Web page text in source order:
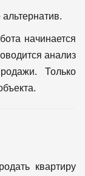
начинается
анализ
Только
квартиру